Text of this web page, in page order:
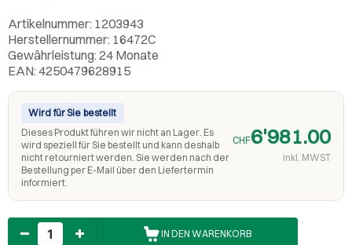
Artikelnummer: 1203943
Herstellernummer: 16472C
Gewährleistung: 24 Monate
EAN: 4250479628915
Wird für Sie bestellt
Dieses Produkt führen wir nicht an Lager. Es
wird speziell für Sie bestellt und kann deshalb
nicht retourniert werden. Sie werden nach der
Bestellung per E-Mail über den Liefertermin
informiert.
CHF6'981.00
inkl. MWST
Anzahl
IN DEN WARENKORB